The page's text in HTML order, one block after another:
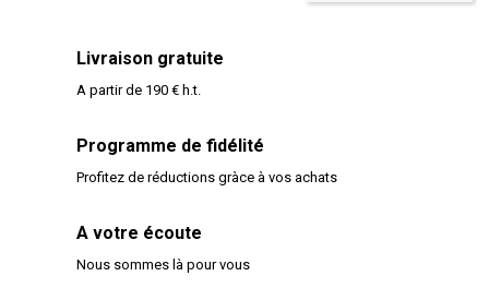
Livraison gratuite
A partir de 190 € h.t.
Programme de fidélité
Profitez de réductions gràce à vos achats
A votre écoute
Nous sommes là pour vous